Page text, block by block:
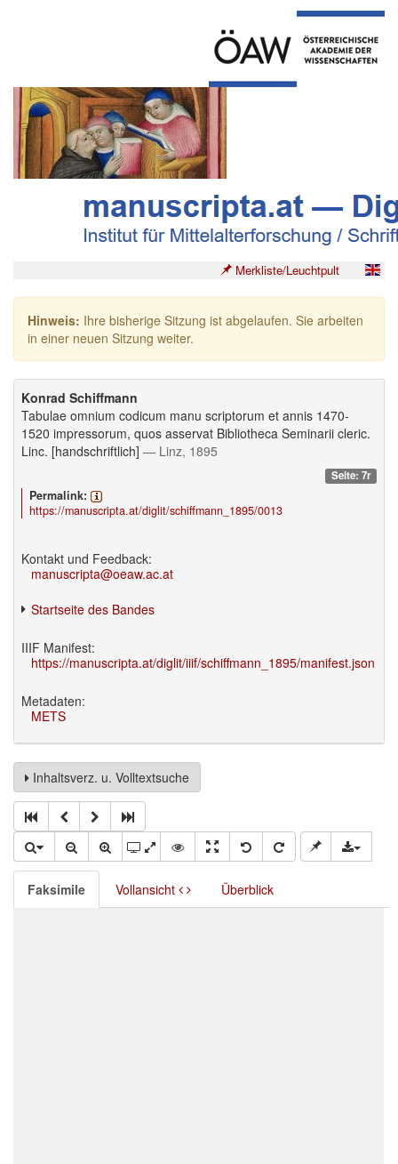
Merkliste/Leuchtpult
Hinweis: Ihre bisherige Sitzung ist abgelaufen. Sie arbeiten
in einer neuen Sitzung weiter.
Konrad Schiffmann
Tabulae omnium codicum manu scriptorum et annis 1470-
1520 impressorum, quos asservat Bibliotheca Seminarii cleric.
Linc. [handschriftlich] — Linz, 1895
Seite: 7r
Permalink:
https://manuscripta.at/diglit/schiffmann_1895/0013
Kontakt und Feedback:
manuscripta@oeaw.ac.at
Startseite des Bandes
IIIF Manifest:
https://manuscripta.at/diglit/iiif/schiffmann_1895/manifest.json
Metadaten:
METS
Inhaltsverz. u. Volltextsuche
Faksimile Vollansicht Überblick